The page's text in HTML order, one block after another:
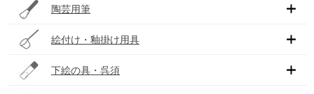
陶芸用筆
絵付け・釉掛け用具
下絵の具・呉須